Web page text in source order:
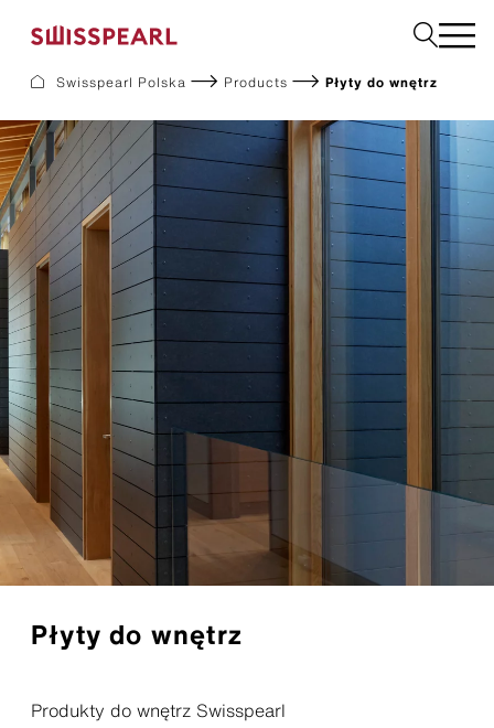
O nas
Usługi
Inspiracje
Do pobrania
Zrównoważony rozwój
Elewacje
Dachy
Płyty użytkowe
Płyty do wnętrz
Ogród
Zamów próbkę
Swisspearl Polska Products Płyty do wnętrz
Płyty do wnętrz
Produkty do wnętrz Swisspearl